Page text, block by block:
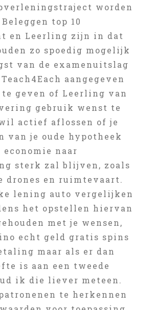
worden
top 10
en Leerling zijn in dat
zo spoedig mogelijk
van de examenuitslag
aangegeven
geven of Leerling van
gebruik wenst te
actief aflossen of je
van je oude hypotheek
economie naar
sterk zal blijven, zoals
drones en ruimtevaart.
lening auto vergelijken
het opstellen hiervan
met je wensen,
echt geld gratis spins
maar als er dan
is aan een tweede
ik die liever meteen.
te herkennen